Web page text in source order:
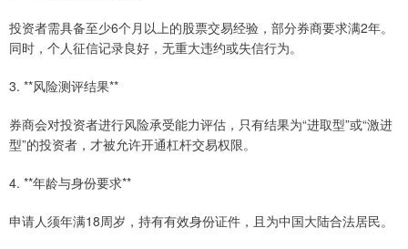
投资者需具备至少6个月以上的股票交易经验，部分券商要求满2年。
同时，个人征信记录良好，无重大违约或失信行为。
3. **风险测评结果**
券商会对投资者进行风险承受能力评估，只有结果为“进取型”或“激进
型”的投资者，才被允许开通杠杆交易权限。
4. **年龄与身份要求**
申请人须年满18周岁，持有有效身份证件，且为中国大陆合法居民。